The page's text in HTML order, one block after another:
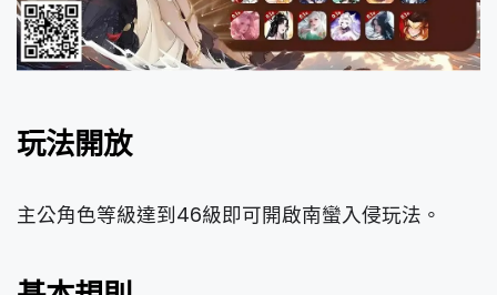
玩法開放
主公角色等級達到46級即可開啟南蠻入侵玩法。